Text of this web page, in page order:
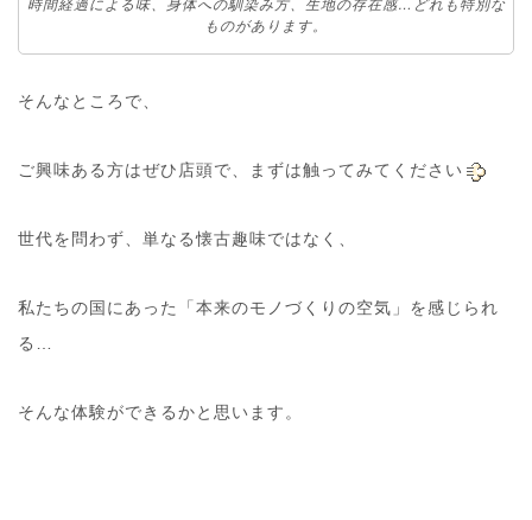
時間経過による味、身体への馴染み方、生地の存在感…どれも特別な
ものがあります。
そんなところで、
ご興味ある方はぜひ店頭で、まずは触ってみてください
世代を問わず、単なる懐古趣味ではなく、
私たちの国にあった「本来のモノづくりの空気」を感じられ
る…
そんな体験ができるかと思います。